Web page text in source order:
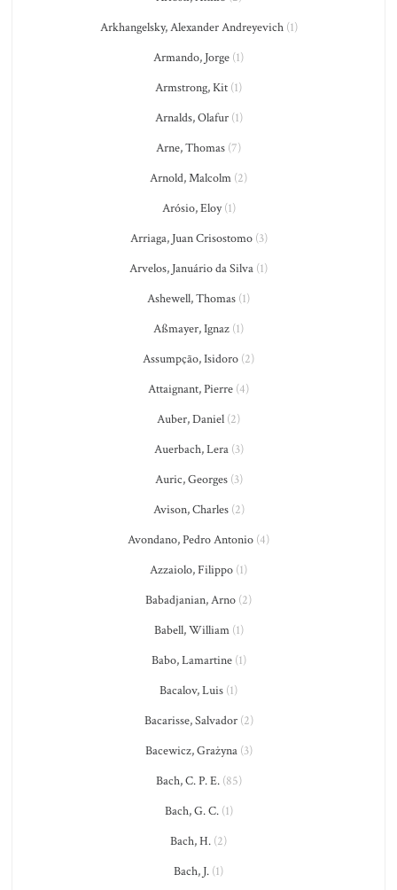
Arkhangelsky, Alexander Andreyevich(1)
Armando, Jorge (1)
Armstrong, Kit (1)
Arnalds, Olafur(1)
Arne, Thomas (7)
Arnold, Malcolm (2)
Arósio, Eloy(1)
Arriaga, Juan Crisostomo(3)
Arvelos, Januário da Silva (1)
Ashewell, Thomas (1)
Aßmayer, Ignaz (1)
Assumpção, Isidoro (2)
Attaignant, Pierre (4)
Auber, Daniel (2)
Auerbach, Lera(3)
Auric, Georges(3)
Avison, Charles(2)
Avondano, Pedro Antonio (4)
Azzaiolo, Filippo (1)
Babadjanian, Arno (2)
Babell, William(1)
Babo, Lamartine(1)
Bacalov, Luis (1)
Bacarisse, Salvador(2)
Bacewicz, Grażyna(3)
Bach, C. P. E.(85)
Bach, G. C.(1)
Bach, H. (2)
Bach, J. (1)